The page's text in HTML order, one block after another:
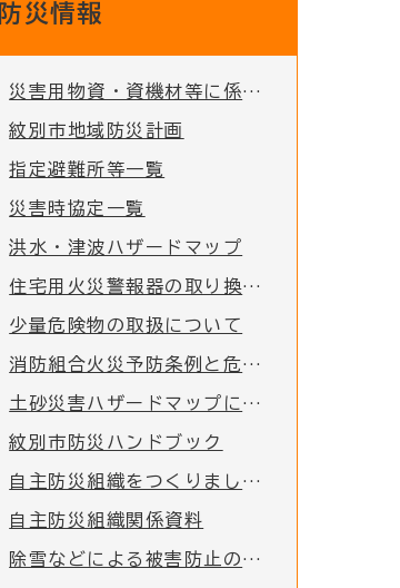
防災情報
災害用物資・資機材等に係る備蓄状況の公表について
紋別市地域防災計画
指定避難所等一覧
災害時協定一覧
洪水・津波ハザードマップ
住宅用火災警報器の取り換えについて
少量危険物の取扱について
消防組合火災予防条例と危険物規則
土砂災害ハザードマップについて
紋別市防災ハンドブック
自主防災組織をつくりましょう
自主防災組織関係資料
除雪などによる被害防止のために